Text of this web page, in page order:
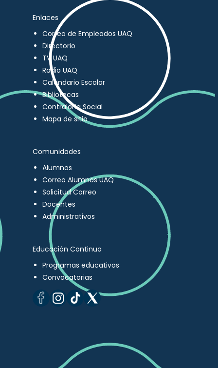
Enlaces
Correo de Empleados UAQ
Directorio
TV UAQ
Radio UAQ
Calendario Escolar
Bibliotecas
Contraloría Social
Mapa de sitio
Comunidades
Alumnos
Correo Alumnos UAQ
Solicitud Correo
Docentes
Administrativos
Educación Continua
Programas educativos
Convocatorias